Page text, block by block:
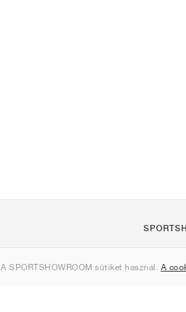
A SPORTSHOWROOM sütiket használ. A
Kapcsolat